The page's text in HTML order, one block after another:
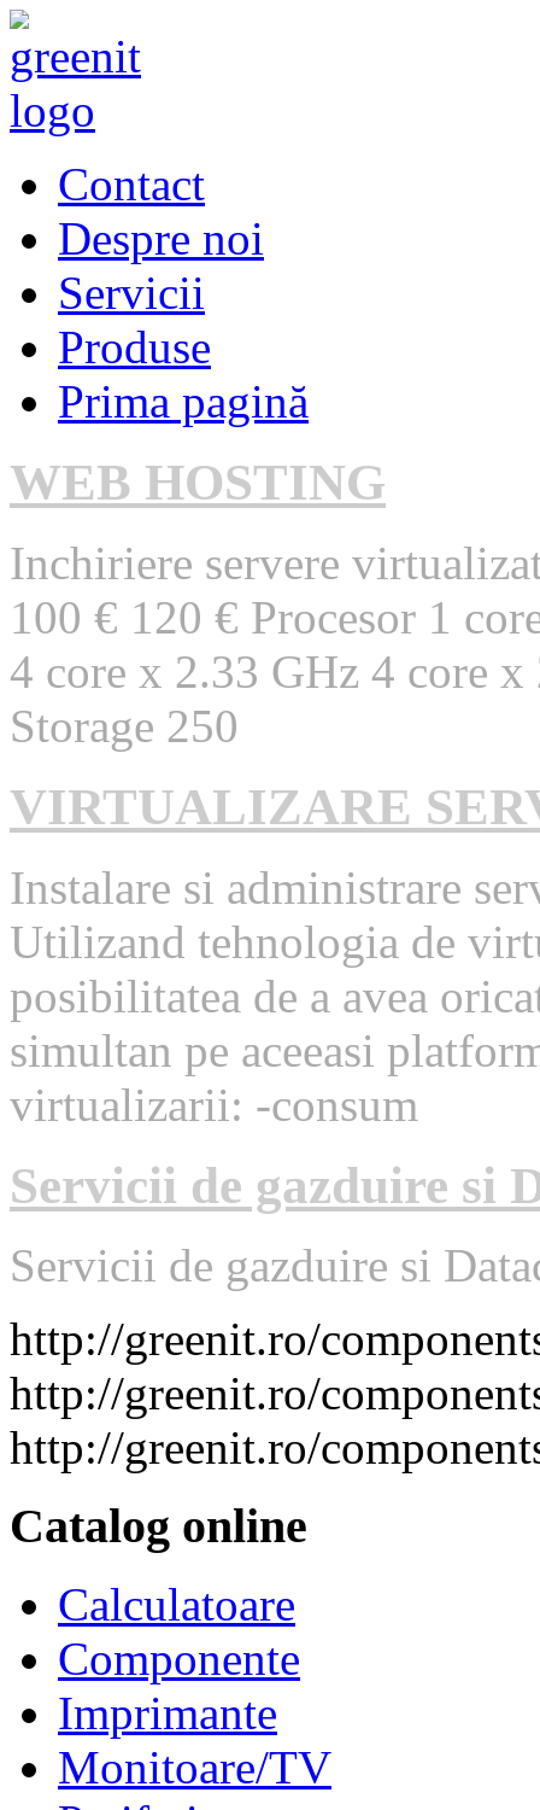
Contact
Despre noi
Servicii
Produse
Prima pagină
WEB HOSTING
Inchiriere servere
100 € 120 € Procesor 1
4 core x 2.33 GHz 4 core
Storage 250
VIRTUALIZARE
Instalare si administrare
Utilizand tehnologia de
posibilitatea de a avea
simultan pe aceeasi
virtualizarii: -consum
Servicii de gazduire si
Servicii de gazduire si
http://greenit.ro/
http://greenit.ro/
http://greenit.ro/
Catalog online
Calculatoare
Componente
Imprimante
Monitoare/TV